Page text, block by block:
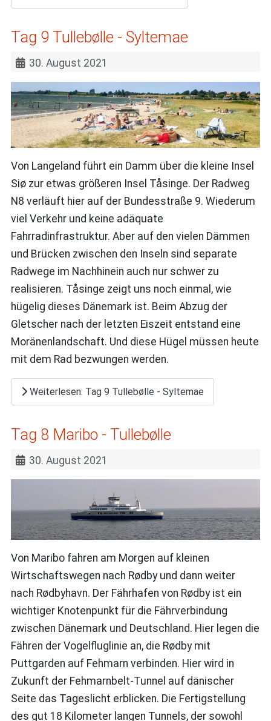
Tag 9 Tullebølle - Syltemae
30. August 2021
Von Langeland führt ein Damm über die kleine Insel
Siø zur etwas größeren Insel Tåsinge. Der Radweg
N8 verläuft hier auf der Bundesstraße 9. Wiederum
viel Verkehr und keine adäquate
Fahrradinfrastruktur. Aber auf den vielen Dämmen
und Brücken zwischen den Inseln sind separate
Radwege im Nachhinein auch nur schwer zu
realisieren. Tåsinge zeigt uns noch einmal, wie
hügelig dieses Dänemark ist. Beim Abzug der
Gletscher nach der letzten Eiszeit entstand eine
Moränenlandschaft. Und diese Hügel müssen heute
mit dem Rad bezwungen werden.
Weiterlesen: Tag 9 Tullebølle - Syltemae
Tag 8 Maribo - Tullebølle
30. August 2021
Von Maribo fahren am Morgen auf kleinen
Wirtschaftswegen nach Rødby und dann weiter
nach Rødbyhavn. Der Fährhafen von Rødby ist ein
wichtiger Knotenpunkt für die Fährverbindung
zwischen Dänemark und Deutschland. Hier legen die
Fähren der Vogelfluglinie an, die Rødby mit
Puttgarden auf Fehmarn verbinden. Hier wird in
Zukunft der Fehmarnbelt-Tunnel auf dänischer
Seite das Tageslicht erblicken. Die Fertigstellung
des gut 18 Kilometer langen Tunnels, der sowohl